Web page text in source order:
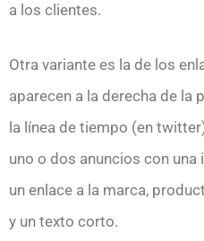
a los clientes.
Otra variante es la de los
aparecen a la derecha de la
la línea de tiempo (en
uno o dos anuncios con
un enlace a la marca,
y un texto corto.